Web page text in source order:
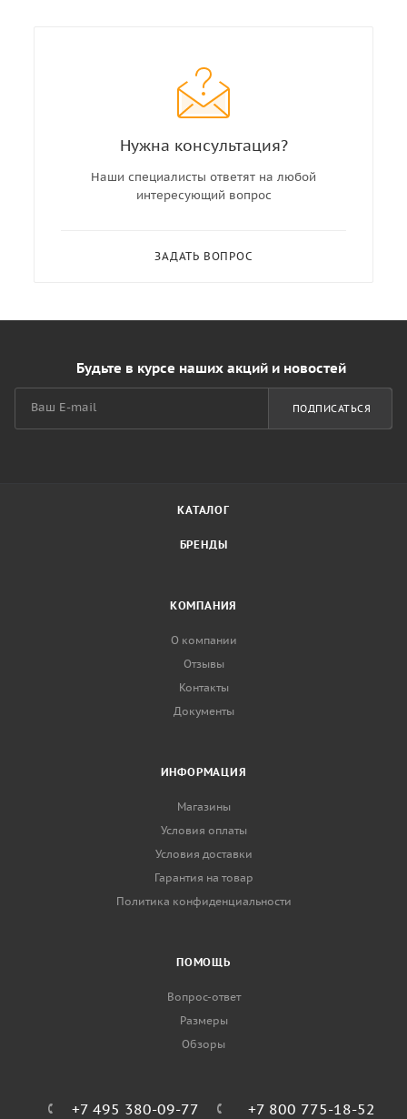
Нужна консультация?
Наши специалисты ответят на любой
интересующий вопрос
ЗАДАТЬ ВОПРОС
Будьте в курсе наших акций и новостей
ПОДПИСАТЬСЯ
КАТАЛОГ
БРЕНДЫ
КОМПАНИЯ
О компании
Отзывы
Контакты
Документы
ИНФОРМАЦИЯ
Магазины
Условия оплаты
Условия доставки
Гарантия на товар
Политика конфиденциальности
ПОМОЩЬ
Вопрос-ответ
Размеры
Обзоры
+7 495 380-09-77 +7 800 775-18-52